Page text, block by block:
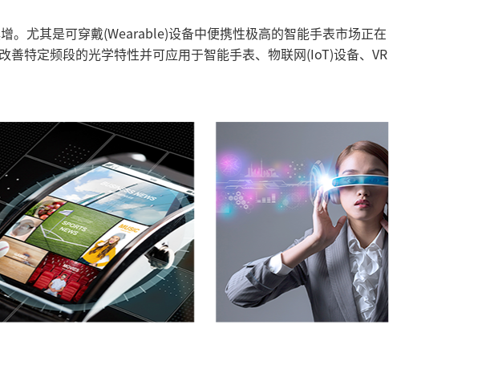
。尤其是可穿戴(Wearable)设备中便携性极高的智能手表市场正在
特定频段的光学特性并可应用于智能手表、物联网(IoT)设备、VR